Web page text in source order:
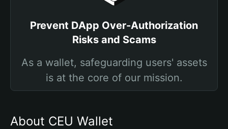
Prevent DApp Over-Authorization
Risks and Scams
As a wallet, safeguarding users' assets
is at the core of our mission.
About CEU Wallet